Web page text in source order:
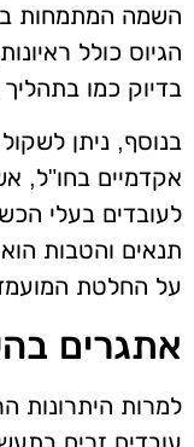
השמה המתמחות
הגיוס כולל
בדיוק כמו בתהליך
בנוסף, ניתן
אקדמיים בחו"ל,
לעובדים בעלי
תנאים והטבות
על החלטת
אתגרים
למרות היתרונות